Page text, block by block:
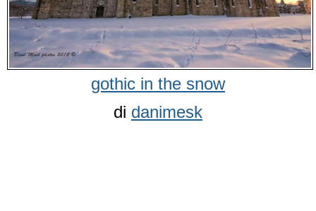
gothic in the snow
di danimesk